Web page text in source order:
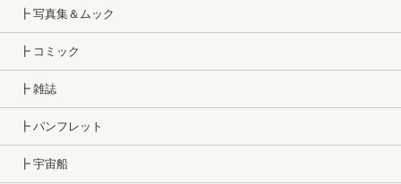
┣ 写真集＆ムック
┣ コミック
┣ 雑誌
┣ パンフレット
┣ 宇宙船